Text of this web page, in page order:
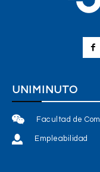
UNIMINUTO
Facultad de
Empleabilidad